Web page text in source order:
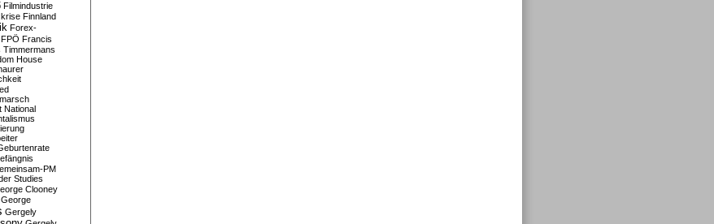
Filmindustrie
Finnland
Forex-
FPÖ Francis
Timmermans
House
National
PM
Studies
Clooney
George
Gergely